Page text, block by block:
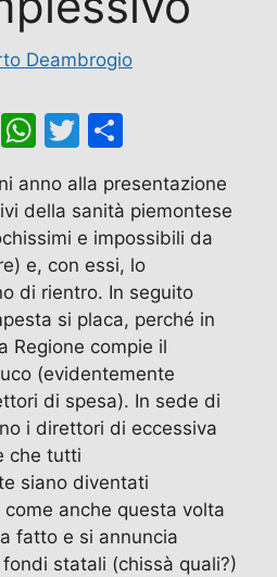
Deambrogio
T
W
at
s
A
p
p
T
itt
er
n
di
vi
di
anno alla presentazione
della sanità piemontese
e impossibili da
e, con essi, lo
di rientro. In seguito
si placa, perché in
Regione compie il
(evidentemente
di spesa). In sede di
i direttori di eccessiva
che tutti
siano diventati
anche questa volta
fatto e si annuncia
statali (chissà quali?)